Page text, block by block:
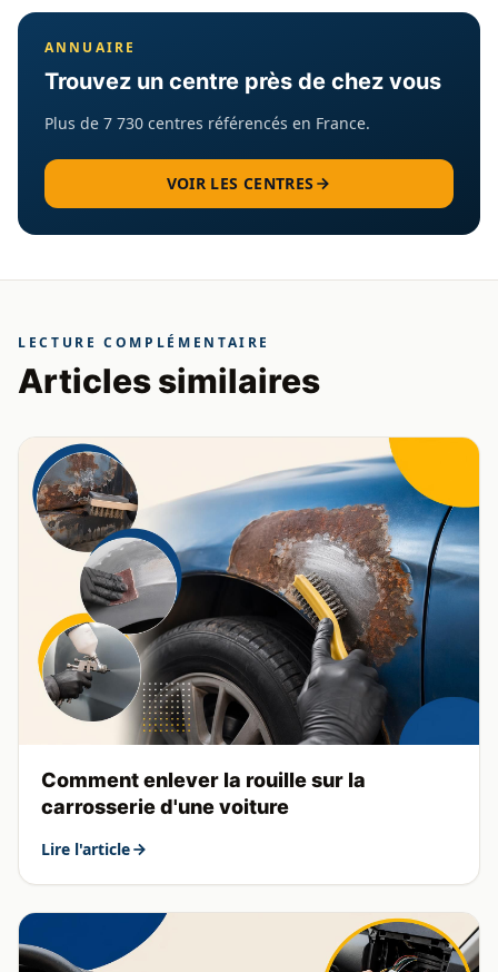
ANNUAIRE
Trouvez un centre près de chez vous
Plus de 7 730 centres référencés en France.
VOIR LES CENTRES
LECTURE COMPLÉMENTAIRE
Articles similaires
Comment enlever la rouille sur la
carrosserie d'une voiture
Lire l'article